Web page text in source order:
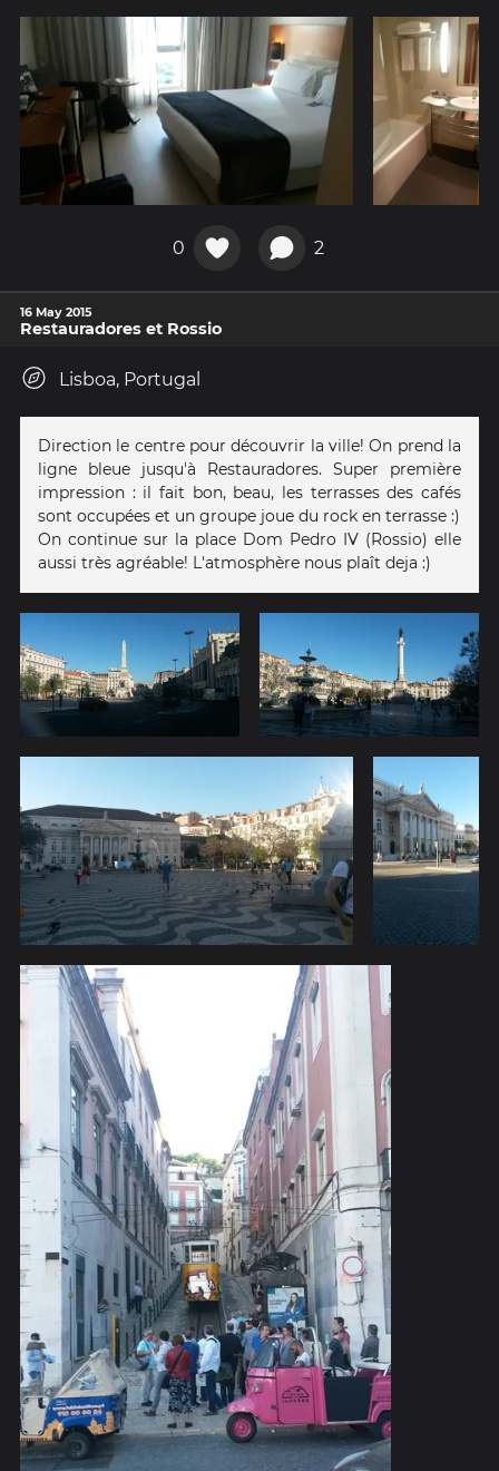
0 2
16 May 2015
Restauradores et Rossio
Lisboa, Portugal
Direction le centre pour découvrir la ville! On prend la
ligne bleue jusqu'à Restauradores. Super première
impression : il fait bon, beau, les terrasses des cafés
sont occupées et un groupe joue du rock en terrasse :)
On continue sur la place Dom Pedro IV (Rossio) elle
aussi très agréable! L'atmosphère nous plaît deja :)